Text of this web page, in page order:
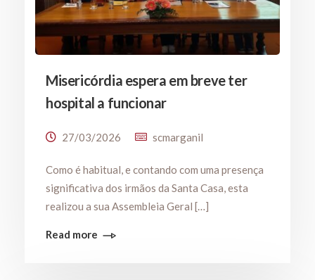
Misericórdia espera em breve ter
hospital a funcionar
27/03/2026 scmarganil
Como é habitual, e contando com uma presença
significativa dos irmãos da Santa Casa, esta
realizou a sua Assembleia Geral […]
Read more